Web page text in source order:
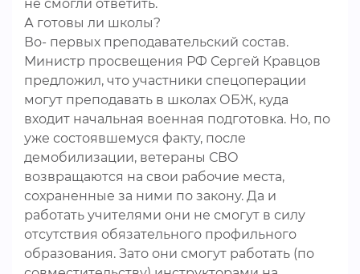
не смогли ответить.
А готовы ли школы?
Во- первых преподавательский состав.
Министр просвещения РФ Сергей Кравцов
предложил, что участники спецоперации
могут преподавать в школах ОБЖ, куда
входит начальная военная подготовка. Но, по
уже состоявшемуся факту, после
демобилизации, ветераны СВО
возвращаются на свои рабочие места,
сохраненные за ними по закону. Да и
работать учителями они не смогут в силу
отсутствия обязательного профильного
образования. Зато они смогут работать (по